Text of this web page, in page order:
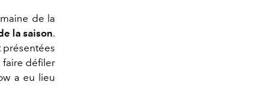
de la
la saison.
présentées
faire défiler
a eu lieu